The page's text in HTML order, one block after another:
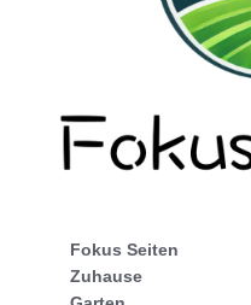
Fokus Seiten
Zuhause